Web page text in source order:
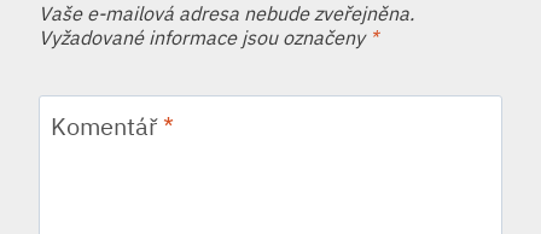
Vaše e-mailová adresa nebude zveřejněna.
Vyžadované informace jsou označeny *
Komentář*